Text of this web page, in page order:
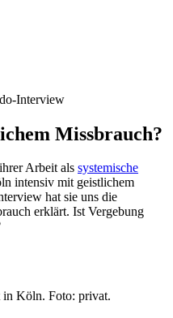
Interview
Missbrauch?
Arbeit als systemische
intensiv mit geistlichem
hat sie uns die
erklärt. Ist Vergebung
in Köln. Foto: privat.